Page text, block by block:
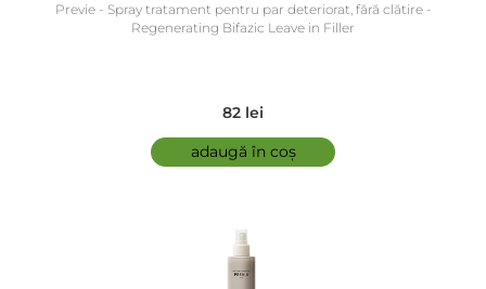
Previe - Spray tratament pentru par deteriorat, fără clătire -
Regenerating Bifazic Leave in Filler
82 lei
adaugă în coș